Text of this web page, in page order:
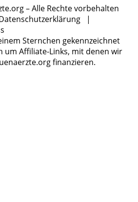
– Alle Rechte vorbehalten
|
Sternchen gekennzeichnet
um Affiliate-Links, mit denen wir
finanzieren.